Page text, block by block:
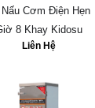
Cơm Điện Hẹn
8 Khay Kidosu
Liên Hệ